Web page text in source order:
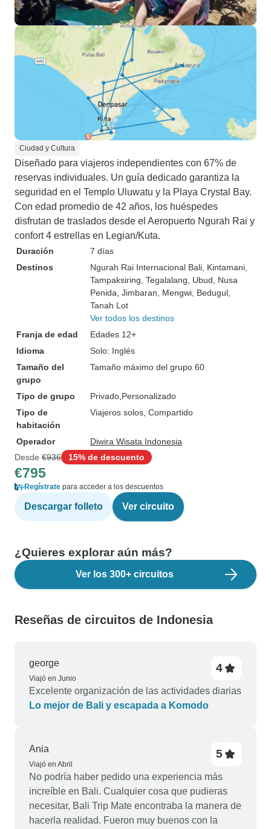
Ciudad y Cultura
Diseñado para viajeros independientes con 67% de
reservas individuales. Un guía dedicado garantiza la
seguridad en el Templo Uluwatu y la Playa Crystal Bay.
Con edad promedio de 42 años, los huéspedes
disfrutan de traslados desde el Aeropuerto Ngurah Rai y
confort 4 estrellas en Legian/Kuta.
Duración
7 días
Destinos
Ngurah Rai Internacional Bali , Kintamani
Tampaksiring , Tegalalang , Ubud , Nusa
Penida , Jimbaran , Mengwi , Bedugul
Tanah Lot
Ver todos los destinos
Franja de edad
Edades 12+
Idioma
Solo: Inglés
Tamaño del
grupo
Tamaño máximo del grupo 60
Tipo de grupo Privado Personalizado
Tipo de
habitación
Viajeros solos, Compartido
Operador
Diwira Wisata Indonesia
Desde €936 15% de descuento
€795
Regístrate para acceder a los descuentos
Descargar folleto Ver circuito
¿Quieres explorar aún más?
Ver los 300+ circuitos
Reseñas de circuitos de Indonesia
george
Viajó en Junio
4
Excelente organización de las actividades diarias
Lo mejor de Bali y escapada a Komodo
Ania
Viajó en Abril
5
No podría haber pedido una experiencia más
increíble en Bali. Cualquier cosa que pudieras
necesitar, Bali Trip Mate encontraba la manera de
hacerla realidad. Fueron muy buenos con la